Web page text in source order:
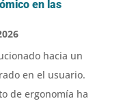
en las
hacia un
en el usuario.
de ergonomía ha